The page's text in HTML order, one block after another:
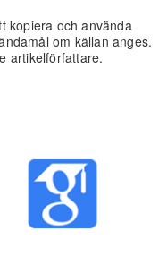
kopiera och använda
om källan anges.
artikelförfattare.